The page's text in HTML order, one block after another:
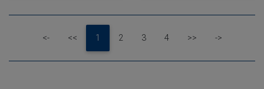
<-First <<Previous
1 2 3 4 >>Next ->Last